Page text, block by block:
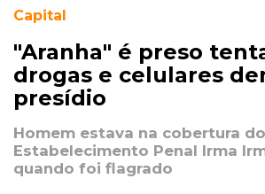
Capital
"Aranha" é preso
drogas e celulares
presídio
Homem estava na cobertura do
Estabelecimento Penal Irma
quando foi flagrado